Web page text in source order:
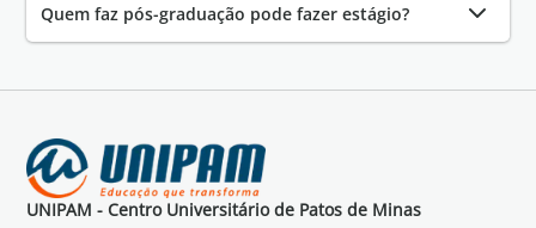
Quem faz pós-graduação pode fazer estágio?
UNIPAM - Centro Universitário de Patos de Minas